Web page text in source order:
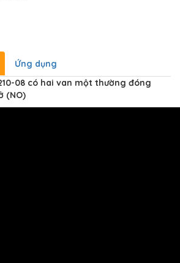
Ứng dụng
08 có hai van một thường đóng
(NO)